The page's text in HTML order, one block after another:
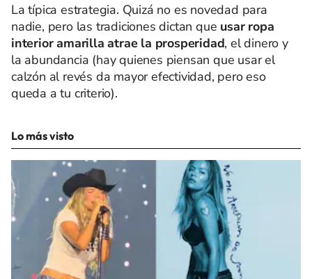
La típica estrategia. Quizá no es novedad para
nadie, pero las tradiciones dictan que usar ropa
interior amarilla atrae la prosperidad, el dinero y
la abundancia (hay quienes piensan que usar el
calzón al revés da mayor efectividad, pero eso
queda a tu criterio).
Lo más visto